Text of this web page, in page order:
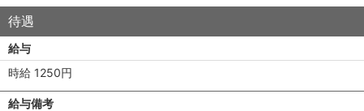
待遇
給与
時給 1250円
給与備考